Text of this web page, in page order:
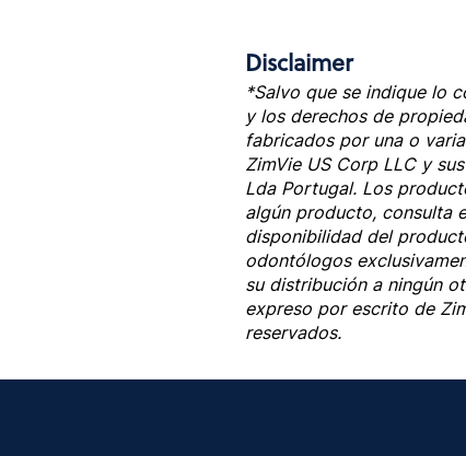
Disclaimer
*Salvo que se indique lo
y los derechos de
fabricados por una o
ZimVie US Corp LLC y
Lda Portugal. Los
algún producto, consulta
disponibilidad del
odontólogos
su distribución a ningún
expreso por escrito de
reservados.